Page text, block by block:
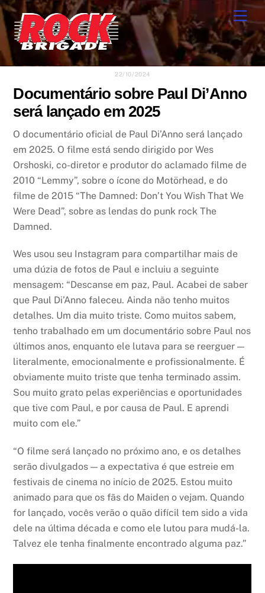
Skip
to
content
22/10/2024
Documentário sobre Paul Di’Anno
será lançado em 2025
O documentário oficial de Paul Di’Anno será lançado
em 2025. O filme está sendo dirigido por Wes
Orshoski, co-diretor e produtor do aclamado filme de
2010 “Lemmy”, sobre o ícone do Motörhead, e do
filme de 2015 “The Damned: Don’t You Wish That We
Were Dead”, sobre as lendas do punk rock The
Damned.
Wes usou seu Instagram para compartilhar mais de
uma dúzia de fotos de Paul e incluiu a seguinte
mensagem: “Descanse em paz, Paul. Acabei de saber
que Paul Di’Anno faleceu. Ainda não tenho muitos
detalhes. Um dia muito triste. Como muitos sabem,
tenho trabalhado em um documentário sobre Paul nos
últimos anos, enquanto ele lutava para se reerguer —
literalmente, emocionalmente e profissionalmente. É
obviamente muito triste que tenha terminado assim.
Sou muito grato pelas experiências e oportunidades
que tive com Paul, e por causa de Paul. E aprendi
muito com ele.”
“O filme será lançado no próximo ano, e os detalhes
serão divulgados — a expectativa é que estreie em
festivais de cinema no início de 2025. Estou muito
animado para que os fãs do Maiden o vejam. Quando
for lançado, vocês verão o quão difícil tem sido a vida
dele na última década e como ele lutou para mudá-la.
Talvez ele tenha finalmente encontrado alguma paz.”